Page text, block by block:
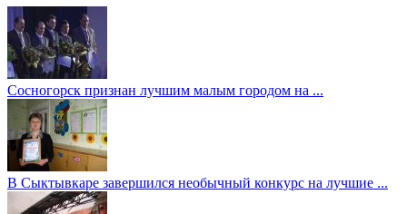
Сосногорск признан лучшим малым городом на ...
В Сыктывкаре завершился необычный конкурс на лучшие ...